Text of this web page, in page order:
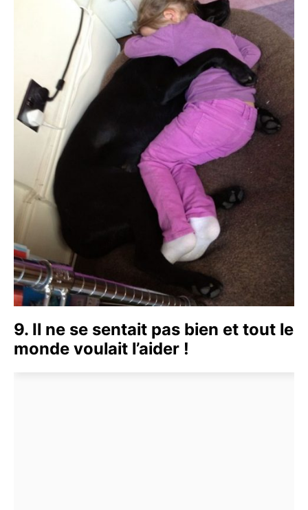
9. Il ne se sentait pas bien et tout le
monde voulait l’aider !